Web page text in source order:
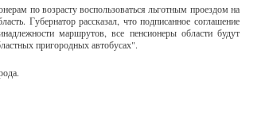
по возрасту воспользоваться льготным проездом на
Губернатор рассказал, что подписанное соглашение
маршрутов, все пенсионеры области будут
пригородных автобусах".